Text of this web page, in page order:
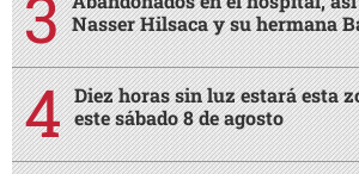
Nasser Hilsaca y su hermana
Diez horas sin luz estará esta
este sábado 8 de agosto